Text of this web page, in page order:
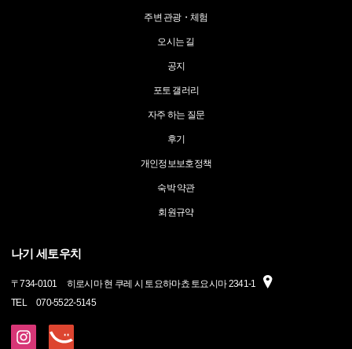
주변 관광・체험
오시는 길
공지
포토 갤러리
자주 하는 질문
후기
개인정보보호정책
숙박 약관
회원규약
나기 세토우치
〒734-0101
히로시마 현 쿠레 시 토요하마쵸 토요시마 2341-1
TEL
070-5522-5145